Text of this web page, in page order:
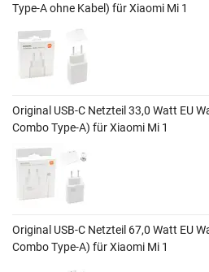
Type-A ohne Kabel) für Xiaomi Mi 1
Original USB-C Netzteil 33,0 Watt EU
Combo Type-A) für Xiaomi Mi 1
Original USB-C Netzteil 67,0 Watt EU
Combo Type-A) für Xiaomi Mi 1